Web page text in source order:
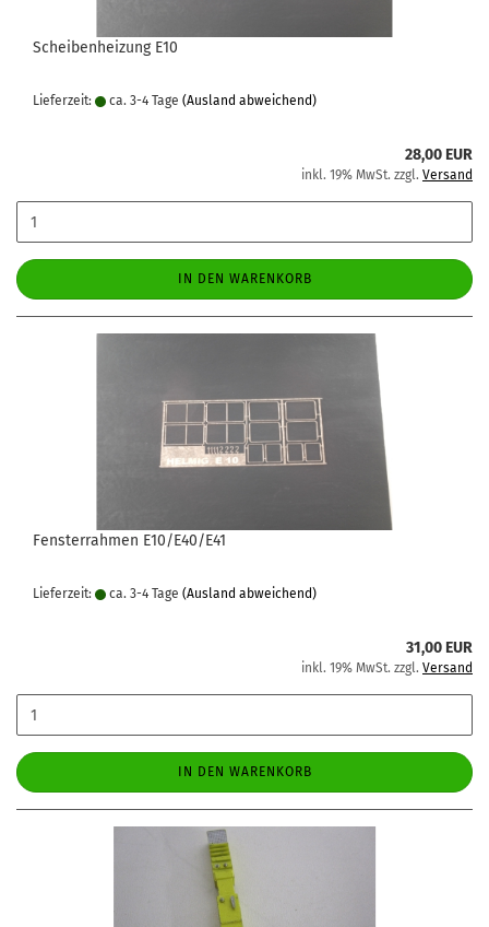
Scheibenheizung E10
Lieferzeit: ca. 3-4 Tage (Ausland abweichend)
28,00 EUR
inkl. 19% MwSt. zzgl. Versand
IN DEN WARENKORB
Fensterrahmen E10/E40/E41
Lieferzeit: ca. 3-4 Tage (Ausland abweichend)
31,00 EUR
inkl. 19% MwSt. zzgl. Versand
IN DEN WARENKORB